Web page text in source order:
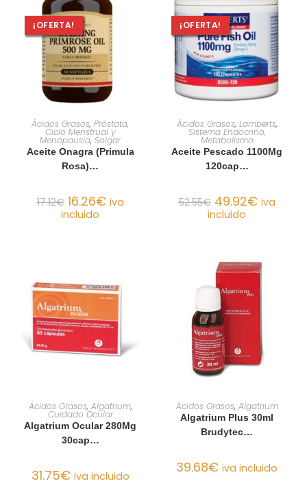
¡OFERTA!
AÑADIR AL CARRITO
Ácidos Grasos, Próstata,
Ciclo Menstrual y
Menopausia, Solgar
Aceite Onagra (Primula
Rosa)…
17.12€ 16.26€ iva
incluido
¡OFERTA!
AÑADIR AL CARRITO
Ácidos Grasos, Lamberts,
Sistema Endocrino,
Metabolismo
Aceite Pescado 1100Mg
120cap…
52.55€ 49.92€ iva
incluido
AÑADIR AL CARRITO
Ácidos Grasos, Algatrium,
Cuidado Ocular
Algatrium Ocular 280Mg
30cap…
31.75€ iva incluido
AÑADIR AL CARRITO
Ácidos Grasos, Algatrium
Algatrium Plus 30ml
Brudytec…
39.68€ iva incluido